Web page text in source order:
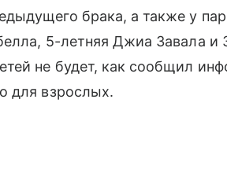
брака, а также у
5-летняя Джиа Завала и
не будет, как сообщил
для взрослых.